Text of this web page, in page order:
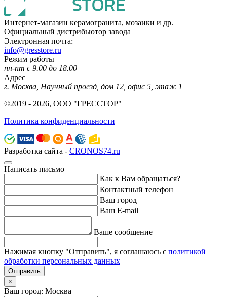
Интернет-магазин керамогранита, мозаики и др.
Официальный дистрибьютор завода
Электронная почта:
info@gresstore.ru
Режим работы
пн-пт с 9.00 до 18.00
Адрес
г. Москва, Научный проезд, дом 12, офис 5, этаж 1
©2019 - 2026, ООО "ГРЕССТОР"
Политика конфиденциальности
Разработка сайта - CRONOS74.ru
Написать письмо
Как к Вам обращаться?
Контактный телефон
Ваш город
Ваш E-mail
Ваше сообщение
Нажимая кнопку "Отправить", я соглашаюсь с политикой
обработки персональных данных
Отправить
×
Ваш город: Москва